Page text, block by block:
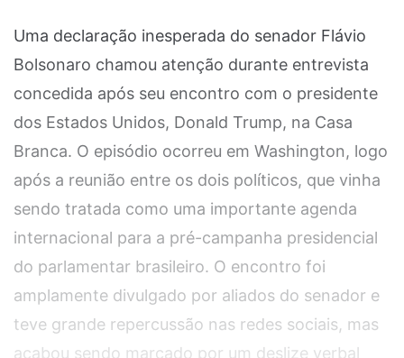
Uma declaração inesperada do senador Flávio
Bolsonaro chamou atenção durante entrevista
concedida após seu encontro com o presidente
dos Estados Unidos, Donald Trump, na Casa
Branca. O episódio ocorreu em Washington, logo
após a reunião entre os dois políticos, que vinha
sendo tratada como uma importante agenda
internacional para a pré-campanha presidencial
do parlamentar brasileiro. O encontro foi
amplamente divulgado por aliados do senador e
teve grande repercussão nas redes sociais, mas
acabou sendo marcado por um deslize verbal